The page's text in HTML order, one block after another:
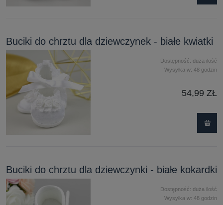
Buciki do chrztu dla dziewczynek - białe kwiatki
Dostępność: duża ilość
Wysyłka w: 48 godzin
54,99 ZŁ
Buciki do chrztu dla dziewczynki - białe kokardki
Dostępność: duża ilość
Wysyłka w: 48 godzin